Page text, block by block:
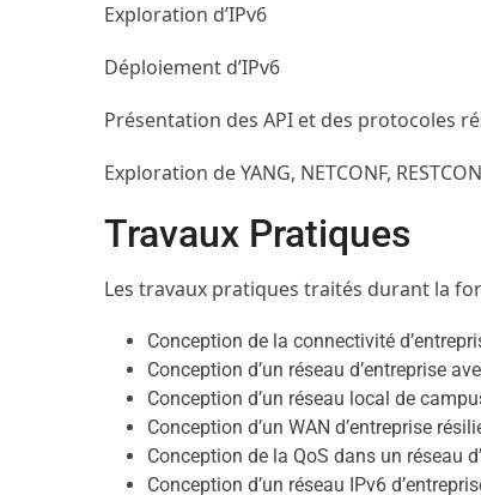
Exploration d’IPv6
Déploiement d’IPv6
Présentation des API et des protocoles
Exploration de YANG, NETCONF,
Travaux Pratiques
Les travaux pratiques traités durant la
Conception de la connectivité
Conception d’un réseau d’entreprise
Conception d’un réseau local de
Conception d’un WAN d’entreprise
Conception de la QoS dans un réseau
Conception d’un réseau IPv6